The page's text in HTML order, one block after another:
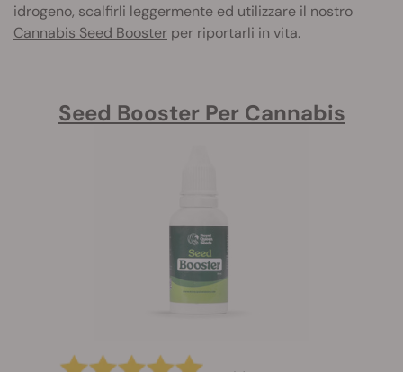
idrogeno, scalfirli leggermente ed utilizzare il nostro
Cannabis Seed Booster per riportarli in vita.
Seed Booster Per Cannabis